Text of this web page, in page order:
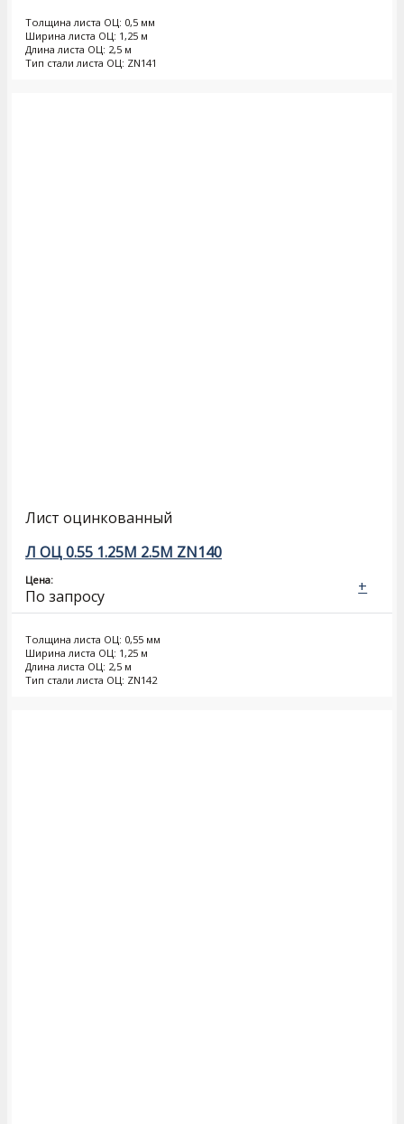
Толщина листа ОЦ: 0,5 мм
Ширина листа ОЦ: 1,25 м
Длина листа ОЦ: 2,5 м
Тип стали листа ОЦ: ZN141
Лист оцинкованный
Л ОЦ 0.55 1.25М 2.5М ZN140
Цена:
По запросу
Толщина листа ОЦ: 0,55 мм
Ширина листа ОЦ: 1,25 м
Длина листа ОЦ: 2,5 м
Тип стали листа ОЦ: ZN142
+